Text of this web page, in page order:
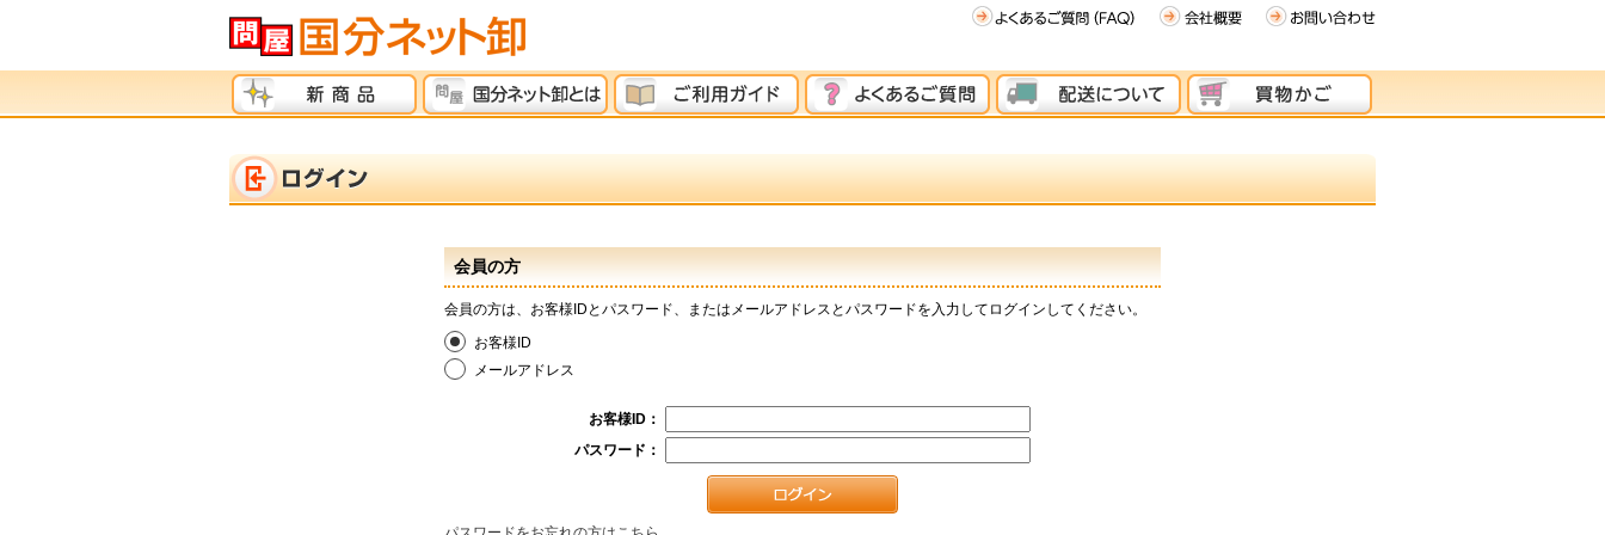
会員の方
会員の方は、お客様IDとパスワード、またはメールアドレスとパスワードを入力してログインしてください。
お客様ID
メールアドレス
お客様ID：
パスワード：